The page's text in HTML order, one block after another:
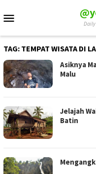
to
Daily
TAG: TEMPAT WISATA DI
Asiknya
Malu
Jelajah
Batin